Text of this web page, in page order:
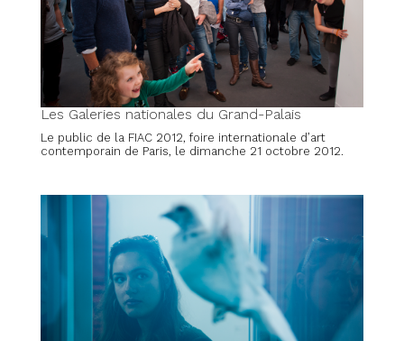
Les Galeries nationales du Grand-Palais
Le public de la FIAC 2012, foire internationale d’art
contemporain de Paris, le dimanche 21 octobre 2012.